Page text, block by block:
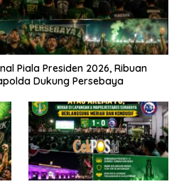
Piala Presiden 2026, Ribuan
Dukung Persebaya